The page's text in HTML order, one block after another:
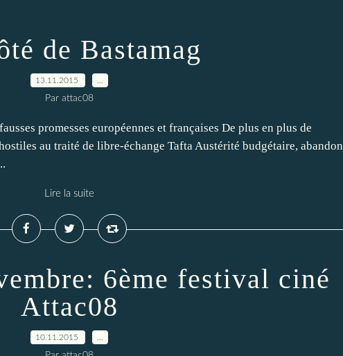
de Bastamag
13.11.2015
Par attac08
promesses européennes et françaises De plus en plus de
au traité de libre-échange Tafta Austérité budgétaire, abandon
Lire la suite
6ème festival ciné
Attac08
10.11.2015